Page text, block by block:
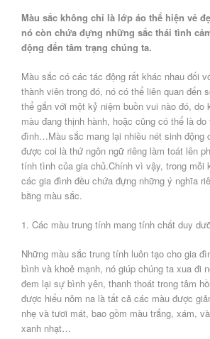
Màu sắc không chỉ là lớp áo thể hiện vẻ
nó còn chứa đựng những sắc thái tình
động đến tâm trạng chúng ta.
Màu sắc có các tác động rất khác nhau đối
thành viên trong đó, nó có thể liên quan đến
thể gắn với một kỷ niệm buồn vui nào đó, do
màu đang thịnh hành, hoặc cũng có thể là
đình…Màu sắc mang lại nhiều nét sinh động
được coi là thứ ngôn ngữ riêng làm toát lên
tính tình của gia chủ.Chính vì vậy, trong mỗi
các gia đình đều chứa đựng những ý nghĩa
bằng màu sắc.
1. Các màu trung tính mang tính chất duy
Những màu sắc trung tính luôn tạo cho gia
bình và khoẻ mạnh, nó giúp chúng ta xua đi
đem lại sự bình yên, thanh thoát trong tâm
được hiểu nôm na là tất cả các màu được
nhẹ và tươi mát, bao gồm màu trắng, xám,
xanh nhạt…